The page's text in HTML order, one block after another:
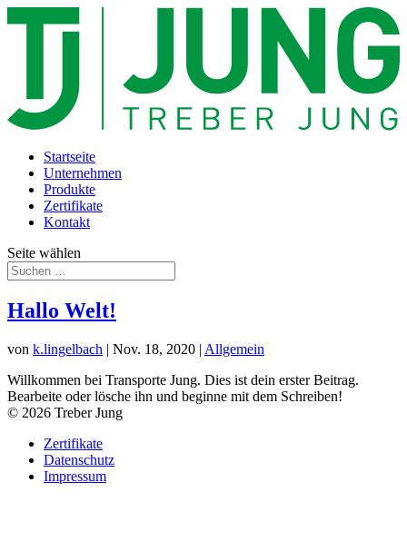
Startseite
Unternehmen
Produkte
Zertifikate
Kontakt
Seite wählen
Hallo Welt!
von k.lingelbach | Nov. 18, 2020 | Allgemein
Willkommen bei Transporte Jung. Dies ist dein erster Beitrag.
Bearbeite oder lösche ihn und beginne mit dem Schreiben!
© 2026 Treber Jung
Zertifikate
Datenschutz
Impressum